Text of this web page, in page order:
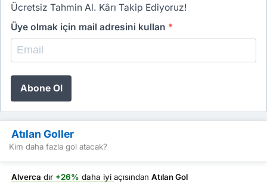
Ücretsiz Tahmin Al. Kârı Takip Ediyoruz!
Üye olmak için mail adresini kullan *
Abone Ol
Atılan Goller
Kim daha fazla gol atacak?
Alverca dır +26% daha iyi açısından Atılan Gol